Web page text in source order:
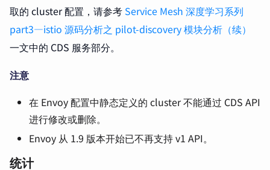
取的 cluster 配置，请参考 Service Mesh 深度学习系列
part3—istio 源码分析之 pilot-discovery 模块分析（续）
一文中的 CDS 服务部分。
注意
在 Envoy 配置中静态定义的 cluster 不能通过 CDS API
进行修改或删除。
Envoy 从 1.9 版本开始已不再支持 v1 API。
统计